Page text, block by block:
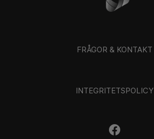
FRÅGOR & KONTAKT
INTEGRITETSPOLICY